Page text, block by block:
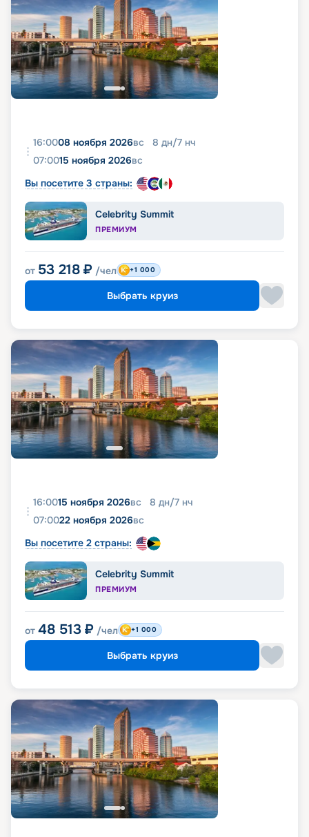
16:0008 ноября 2026вс 8 дн/7 нч
07:0015 ноября 2026вс
Вы посетите 3 страны:
Celebrity Summit
ПРЕМИУМ
от 53 218 ₽ /чел +1 000
Выбрать круиз
16:0015 ноября 2026вс 8 дн/7 нч
07:0022 ноября 2026вс
Вы посетите 2 страны:
Celebrity Summit
ПРЕМИУМ
от 48 513 ₽ /чел +1 000
Выбрать круиз